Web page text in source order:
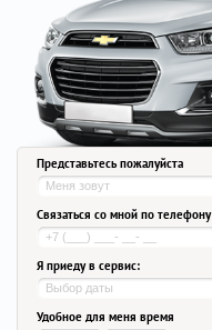
Представьтесь пожалуйста
Связаться со мной по телефону
Я приеду в сервис:
Удобное для меня время